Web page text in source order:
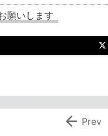
願いします
 Prev